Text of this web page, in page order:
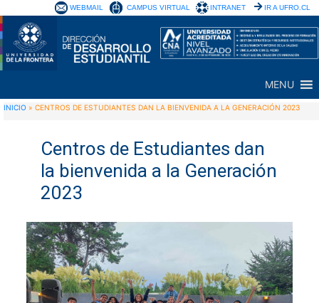
WEBMAIL CAMPUS VIRTUAL INTRANET IR A UFRO.CL
MENU
INICIO » CENTROS DE ESTUDIANTES DAN LA BIENVENIDA A LA GENERACIÓN 2023
Centros de Estudiantes dan
la bienvenida a la Generación
2023